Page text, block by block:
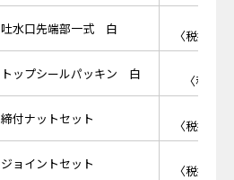
吐水口先端部一式 白
〈税抜価
トップシールパッキン 白
〈税抜
締付ナットセット
〈税抜価
ジョイントセット
〈税抜価